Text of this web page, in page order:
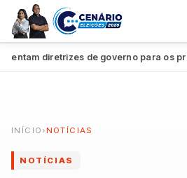
diretrizes de governo para os
INÍCIO ›NOTÍCIAS
NOTÍCIAS